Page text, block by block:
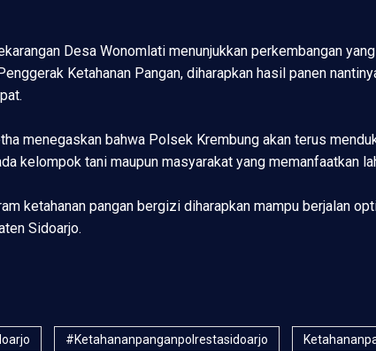
Desa Wonomlati menunjukkan perkembangan
Ketahanan Pangan, diharapkan hasil panen
menegaskan bahwa Polsek Krembung akan terus
kelompok tani maupun masyarakat yang memanfaatkan
ketahanan pangan bergizi diharapkan mampu berjalan
Sidoarjo.
#ketahananpanganpolrestasidoarjo